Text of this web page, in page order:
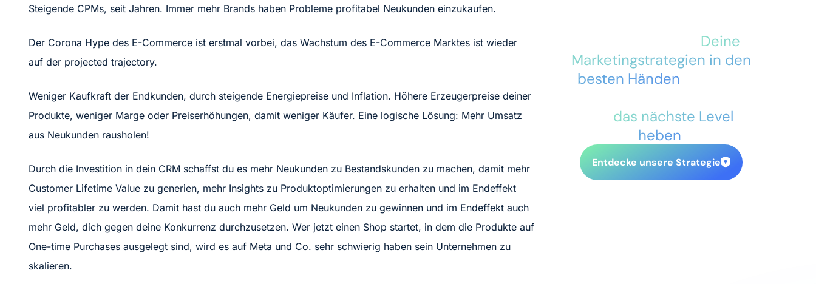
Steigende CPMs, seit Jahren. Immer mehr Brands haben Probleme profitabel Neukunden einzukaufen.
Der Corona Hype des E-Commerce ist erstmal vorbei, das Wachstum des E-Commerce Marktes ist wieder
auf der projected trajectory.
Weniger Kaufkraft der Endkunden, durch steigende Energiepreise und Inflation. Höhere Erzeugerpreise deiner
Produkte, weniger Marge oder Preiserhöhungen, damit weniger Käufer. Eine logische Lösung: Mehr Umsatz
aus Neukunden rausholen!
Durch die Investition in dein CRM schaffst du es mehr Neukunden zu Bestandskunden zu machen, damit mehr
Customer Lifetime Value zu generien, mehr Insights zu Produktoptimierungen zu erhalten und im Endeffekt
viel profitabler zu werden. Damit hast du auch mehr Geld um Neukunden zu gewinnen und im Endeffekt auch
mehr Geld, dich gegen deine Konkurrenz durchzusetzen. Wer jetzt einen Shop startet, in dem die Produkte auf
One-time Purchases ausgelegt sind, wird es auf Meta und Co. sehr schwierig haben sein Unternehmen zu
skalieren.
Deine
Marketingstrategien in den
besten Händen
das nächste Level
heben
Entdecke unsere Strategie